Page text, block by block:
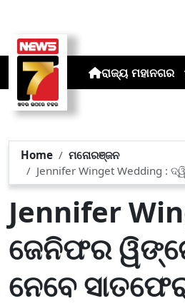
ରାଜ୍ୟ ମହାନଗର
Home
ମନୋରଞ୍ଜନ
Jennifer Winget Wedding :
Jennifer
ଜେନିଫର
ନେବେ